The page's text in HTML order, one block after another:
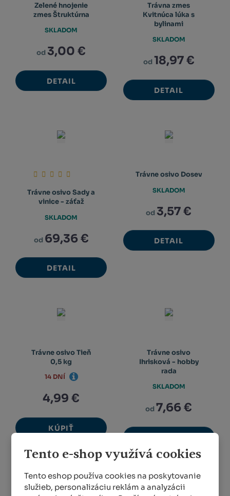
Tento e-shop využívá cookies
Tento eshop používa cookies na poskytovanie
služieb, personalizáciu reklám a analyzácii
Zelené hnojenie
zmes Štruktúrna
od 3,00 €
DETAIL
SKLADOM
Trávna zmes
Kvitnúca lúka s
bylinami
od18,97 €
DETAIL
SKLADOM
Trávne osivo Sady a
vinice - záťaž
od 69,36 €
DETAIL
SKLADOM
Trávne osivo Dosev
od 3,57 €
DETAIL
SKLADOM
Trávne osivo Tieň
0,5 kg
4,99 €
KÚPIŤ
14 DNÍ
Trávne osivo
Ihrisková - hobby
rada
od 7,66 €
SKLADOM
1 2